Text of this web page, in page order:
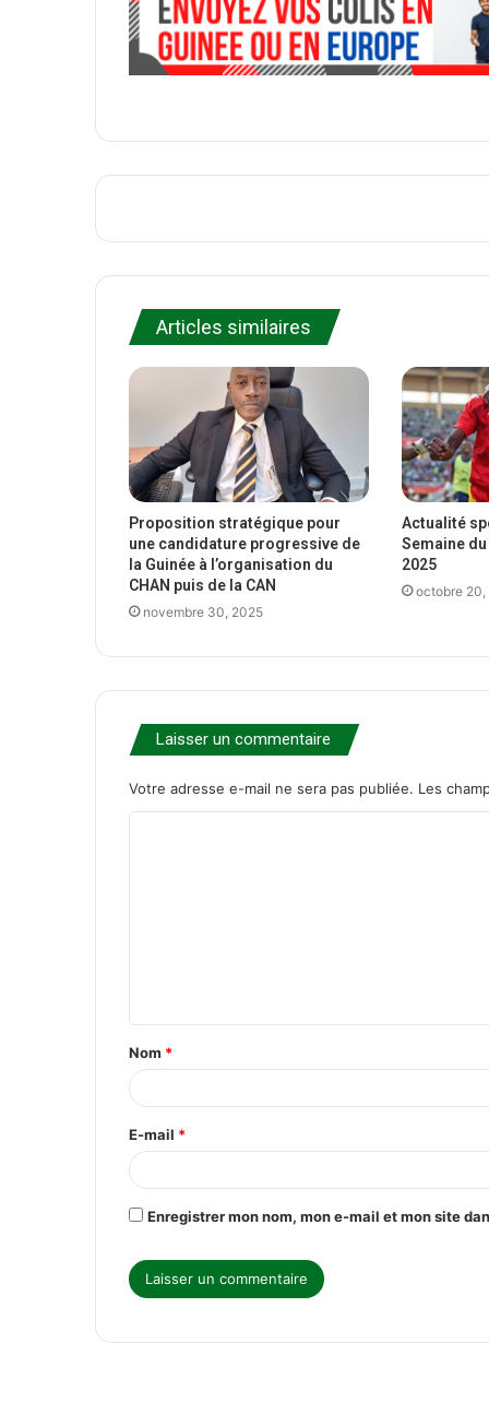
l
Articles similaires
Proposition stratégique pour
une candidature progressive de
la Guinée à l’organisation du
CHAN puis de la CAN
novembre 30, 2025
Actualité
Semaine
2025
octobre 20,
Laisser un commentaire
Votre adresse e-mail ne sera pas publiée. Les
t
a
e
*
Nom *
E-mail *
Enregistrer mon nom, mon e-mail et mon site